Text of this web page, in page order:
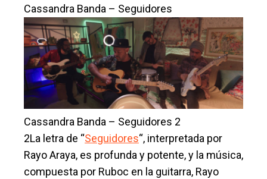
Cassandra Banda – Seguidores
Cassandra Banda – Seguidores 2
2La letra de “Seguidores“, interpretada por
Rayo Araya, es profunda y potente, y la música,
compuesta por Ruboc en la guitarra, Rayo